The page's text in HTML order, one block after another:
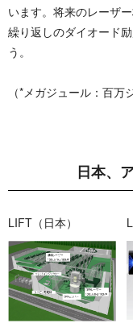
います。将来のレーザ
繰り返しのダイオード
う。
（*メガジュール：百万
日本、
LIFT （ 日 本 ）